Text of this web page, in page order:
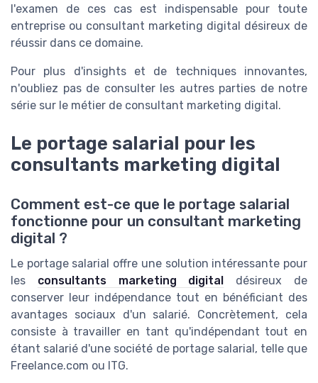
l'examen de ces cas est indispensable pour toute
entreprise ou consultant marketing digital désireux de
réussir dans ce domaine.
Pour plus d'insights et de techniques innovantes,
n'oubliez pas de consulter les autres parties de notre
série sur le métier de consultant marketing digital.
Le portage salarial pour les
consultants marketing digital
Comment est-ce que le portage salarial
fonctionne pour un consultant marketing
digital ?
Le portage salarial offre une solution intéressante pour
les consultants marketing digital
désireux de
conserver leur indépendance tout en bénéficiant des
avantages sociaux d'un salarié. Concrètement, cela
consiste à travailler en tant qu'indépendant tout en
étant salarié d'une société de portage salarial, telle que
Freelance.com ou ITG.